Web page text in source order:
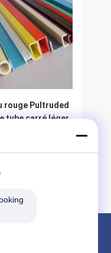
rouge Pultruded
tube carré léger